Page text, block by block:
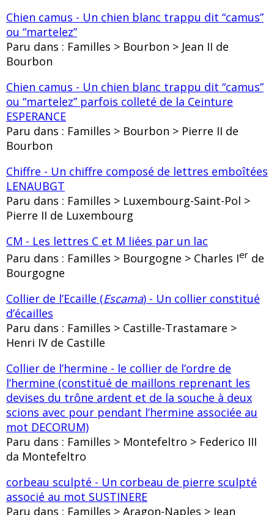
Chien camus - Un chien blanc trappu dit “camus”
ou “martelez”
Paru dans : Familles > Bourbon > Jean II de
Bourbon
Chien camus - Un chien blanc trappu dit “camus”
ou “martelez” parfois colleté de la Ceinture
ESPERANCE
Paru dans : Familles > Bourbon > Pierre II de
Bourbon
Chiffre - Un chiffre composé de lettres emboîtées
LENAUBGT
Paru dans : Familles > Luxembourg-Saint-Pol >
Pierre II de Luxembourg
CM - Les lettres C et M liées par un lac
Paru dans : Familles > Bourgogne > Charles Ier de
Bourgogne
Collier de l’Ecaille (Escama) - Un collier constitué
d’écailles
Paru dans : Familles > Castille-Trastamare >
Henri IV de Castille
Collier de l’hermine - le collier de l’ordre de
l’hermine (constitué de maillons reprenant les
devises du trône ardent et de la souche à deux
scions avec pour pendant l’hermine associée au
mot DECORUM)
Paru dans : Familles > Montefeltro > Federico III
da Montefeltro
corbeau sculpté - Un corbeau de pierre sculpté
associé au mot SUSTINERE
Paru dans : Familles > Aragon-Naples > Jean